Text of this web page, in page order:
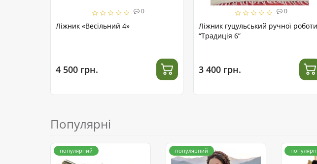
0
Ліжник «Весільний 4»
4 500 грн.
0
Ліжник гуцульський ручної роботи
“Традиція 6”
3 400 грн.
Популярні
популярний популярний